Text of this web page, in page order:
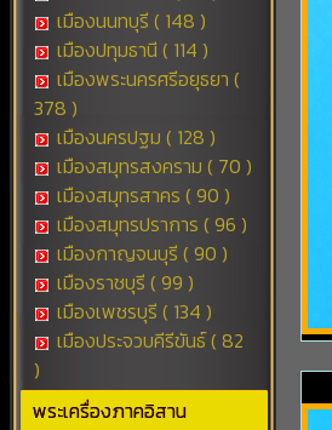
เมืองนนทบุรี ( 148 )
เมืองปทุมธานี ( 114 )
เมืองพระนครศรีอยุธยา (
378 )
เมืองนครปฐม ( 128 )
เมืองสมุทรสงคราม ( 70 )
เมืองสมุทรสาคร ( 90 )
เมืองสมุทรปราการ ( 96 )
เมืองกาญจนบุรี ( 90 )
เมืองราชบุรี ( 99 )
เมืองเพชรบุรี ( 134 )
เมืองประจวบคีรีขันธ์ ( 82
)
พระเครื่องภาคอิสาน